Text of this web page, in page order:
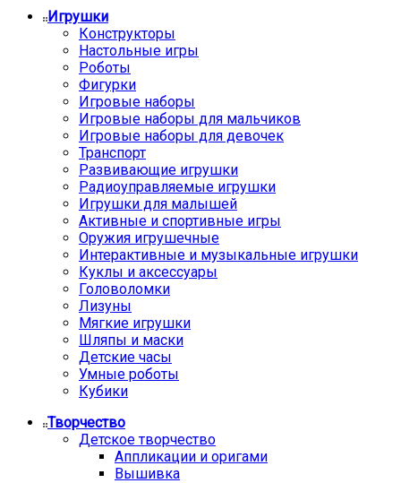
Игрушки
Конструкторы
Настольные игры
Роботы
Фигурки
Игровые наборы
Игровые наборы для мальчиков
Игровые наборы для девочек
Транспорт
Развивающие игрушки
Радиоуправляемые игрушки
Игрушки для малышей
Активные и спортивные игры
Оружия игрушечные
Интерактивные и музыкальные игрушки
Куклы и аксессуары
Головоломки
Лизуны
Мягкие игрушки
Шляпы и маски
Детские часы
Умные роботы
Кубики
Творчество
Детское творчество
Аппликации и оригами
Вышивка